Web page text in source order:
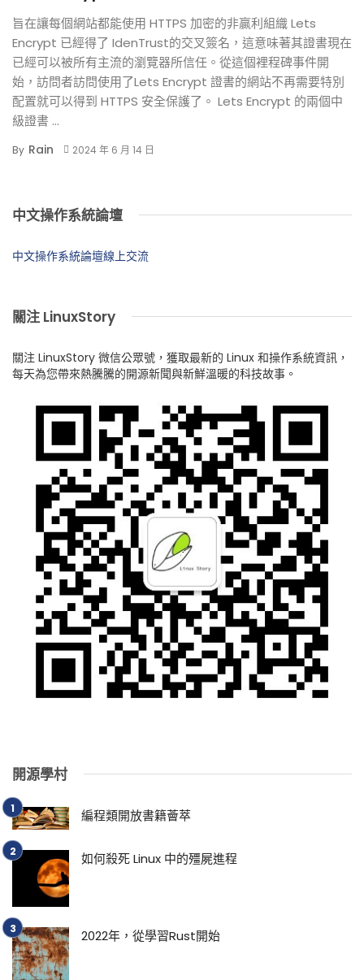
旨在讓每個網站都能使用 HTTPS 加密的非贏利組織 Lets
Encrypt 已經得了 IdenTrust的交叉簽名，這意味著其證書現在
已經可以被所有主流的瀏覽器所信任。從這個裡程碑事件開
始，訪問者訪問使用了Lets Encrypt 證書的網站不再需要特別
配置就可以得到 HTTPS 安全保護了。 Lets Encrypt 的兩個中
級證書 ...
By Rain 2024 年 6 月 14 日
中文操作系統論壇
中文操作系統論壇線上交流
關注 LinuxStory
關注 LinuxStory 微信公眾號，獲取最新的 Linux 和操作系統資訊，
每天為您帶來熱騰騰的開源新聞與新鮮溫暖的科技故事。
開源學村
編程類開放書籍薈萃
如何殺死 Linux 中的殭屍進程
2022年，從學習Rust開始